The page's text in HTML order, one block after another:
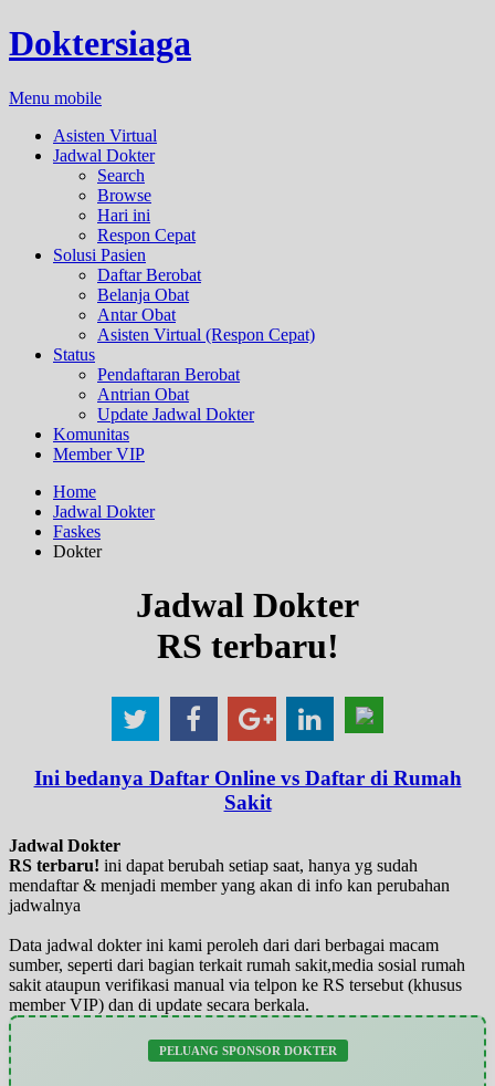
Doktersiaga
Menu mobile
Asisten Virtual
Jadwal Dokter
Search
Browse
Hari ini
Respon Cepat
Solusi Pasien
Daftar Berobat
Belanja Obat
Antar Obat
Asisten Virtual (Respon Cepat)
Status
Pendaftaran Berobat
Antrian Obat
Update Jadwal Dokter
Komunitas
Member VIP
Home
Jadwal Dokter
Faskes
Dokter
Jadwal Dokter
RS terbaru!
Ini bedanya Daftar Online vs Daftar di Rumah
Sakit
Jadwal Dokter
RS terbaru! ini dapat berubah setiap saat, hanya yg sudah
mendaftar & menjadi member yang akan di info kan perubahan
jadwalnya
Data jadwal dokter ini kami peroleh dari dari berbagai macam
sumber, seperti dari bagian terkait rumah sakit,media sosial rumah
sakit ataupun verifikasi manual via telpon ke RS tersebut (khusus
member VIP) dan di update secara berkala.
PELUANG SPONSOR DOKTER